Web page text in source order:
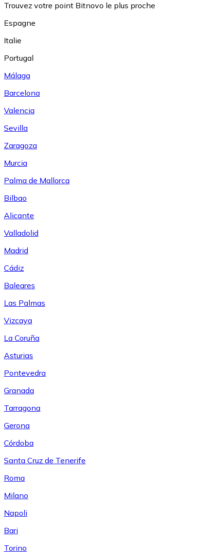
Trouvez votre point Bitnovo le plus proche
Espagne
Italie
Portugal
Málaga
Barcelona
Valencia
Sevilla
Zaragoza
Murcia
Palma de Mallorca
Bilbao
Alicante
Valladolid
Madrid
Cádiz
Baleares
Las Palmas
Vizcaya
La Coruña
Asturias
Pontevedra
Granada
Tarragona
Gerona
Córdoba
Santa Cruz de Tenerife
Roma
Milano
Napoli
Bari
Torino